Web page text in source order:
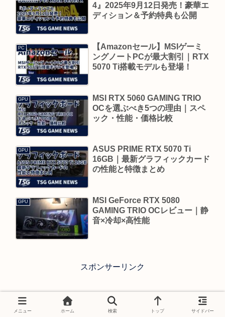
4』2025年9月12日発売！豪華エ
ディション＆予約特典も公開
PC
【Amazonセール】MSIゲーミ
ングノートPCが最大割引｜RTX
5070 Ti搭載モデルも登場！
GPU
MSI RTX 5060 GAMING TRIO
OCを選ぶべき5つの理由｜スペ
ック・性能・価格比較
GPU
ASUS PRIME RTX 5070 Ti
16GB｜最新グラフィックカード
の性能と特徴まとめ
GPU
MSI GeForce RTX 5080
GAMING TRIO OCレビュー｜静
音×冷却×高性能
スポンサーリンク
メニュー ホーム 検索 トップ サイドバー